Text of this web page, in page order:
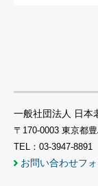
一般社団法人 日本
〒170-0003 東京都
TEL：03-3947-
お問い合わせフ